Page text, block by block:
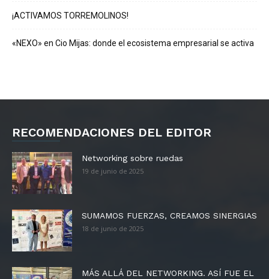
¡ACTIVAMOS TORREMOLINOS!
«NEXO» en Cio Mijas: donde el ecosistema empresarial se activa
RECOMENDACIONES DEL EDITOR
Networking sobre ruedas
19 de junio de 2025
SUMAMOS FUERZAS, CREAMOS SINERGIAS
18 de junio de 2025
MÁS ALLÁ DEL NETWORKING. ASÍ FUE EL